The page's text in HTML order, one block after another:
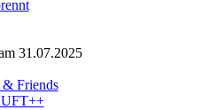
31.07.2025
Friends